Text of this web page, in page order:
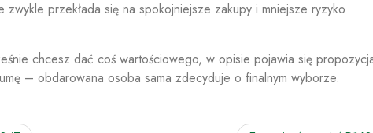
przekłada się na spokojniejsze zakupy i mniejsze ryzyko
chcesz dać coś wartościowego, w opisie pojawia się
– obdarowana osoba sama zdecyduje o finalnym wyborze.